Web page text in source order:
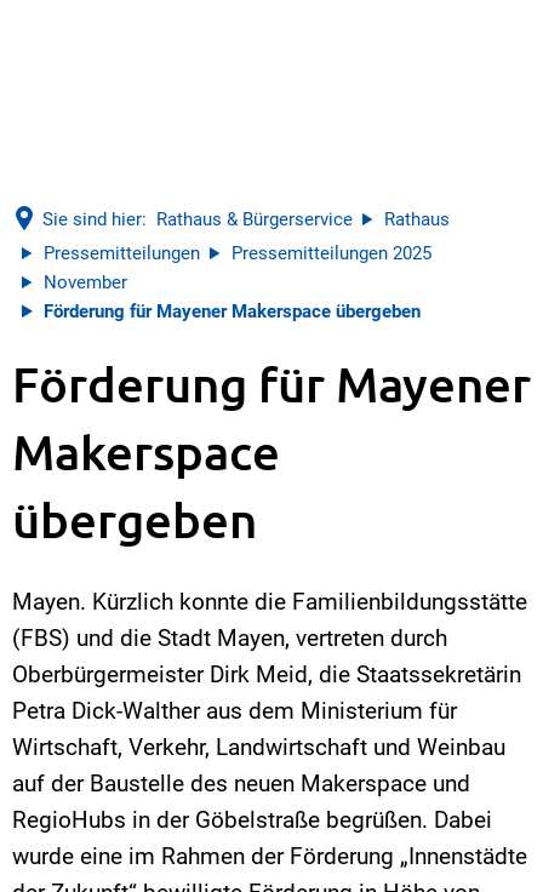
Sie sind hier: Rathaus & Bürgerservice
Rathaus
Pressemitteilungen
Pressemitteilungen 2025
November
Förderung für Mayener Makerspace übergeben
Förderung für Mayener
Makerspace
übergeben
Mayen. Kürzlich konnte die Familienbildungsstätte
(FBS) und die Stadt Mayen, vertreten durch
Oberbürgermeister Dirk Meid, die Staatssekretärin
Petra Dick-Walther aus dem Ministerium für
Wirtschaft, Verkehr, Landwirtschaft und Weinbau
auf der Baustelle des neuen Makerspace und
RegioHubs in der Göbelstraße begrüßen. Dabei
wurde eine im Rahmen der Förderung „Innenstädte